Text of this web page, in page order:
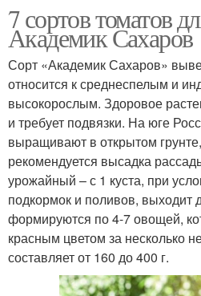
7 сортов томатов
Академик Сахаров
Сорт «Академик Сахаров»
относится к среднеспелым и
высокорослым. Здоровое
и требует подвязки. На юге
выращивают в открытом
рекомендуется высадка
урожайный – с 1 куста, при
подкормок и поливов, выходит
формируются по 4-7 овощей,
красным цветом за несколько
составляет от 160 до 400 г.